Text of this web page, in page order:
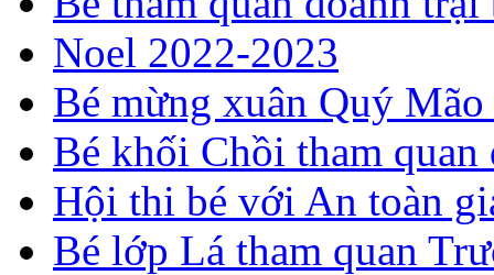
Noel 2022-2023
Bé mừng xuân Quý
Bé khối Chồi tham
Hội thi bé với An toàn
Bé lớp Lá tham quan